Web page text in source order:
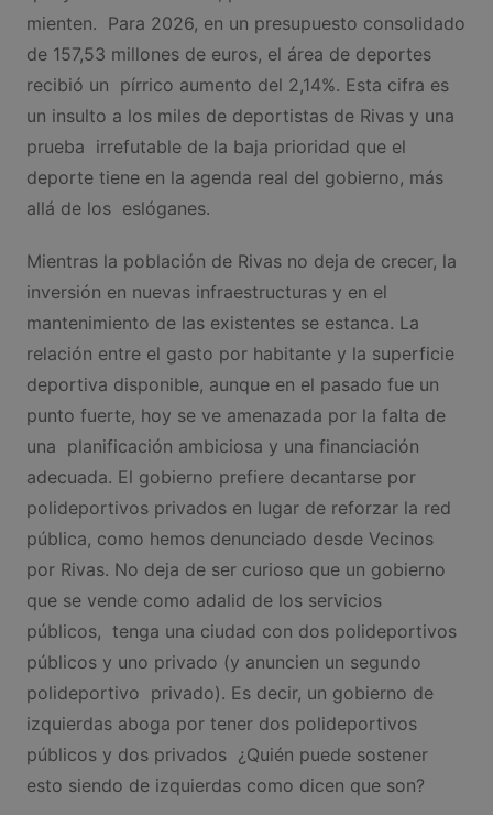
mienten. Para 2026, en un presupuesto consolidado
de 157,53 millones de euros, el área de deportes
recibió un pírrico aumento del 2,14%. Esta cifra es
un insulto a los miles de deportistas de Rivas y una
prueba irrefutable de la baja prioridad que el
deporte tiene en la agenda real del gobierno, más
allá de los eslóganes.
Mientras la población de Rivas no deja de crecer, la
inversión en nuevas infraestructuras y en el
mantenimiento de las existentes se estanca. La
relación entre el gasto por habitante y la superficie
deportiva disponible, aunque en el pasado fue un
punto fuerte, hoy se ve amenazada por la falta de
una planificación ambiciosa y una financiación
adecuada. El gobierno prefiere decantarse por
polideportivos privados en lugar de reforzar la red
pública, como hemos denunciado desde Vecinos
por Rivas. No deja de ser curioso que un gobierno
que se vende como adalid de los servicios
públicos, tenga una ciudad con dos polideportivos
públicos y uno privado (y anuncien un segundo
polideportivo privado). Es decir, un gobierno de
izquierdas aboga por tener dos polideportivos
públicos y dos privados ¿Quién puede sostener
esto siendo de izquierdas como dicen que son?